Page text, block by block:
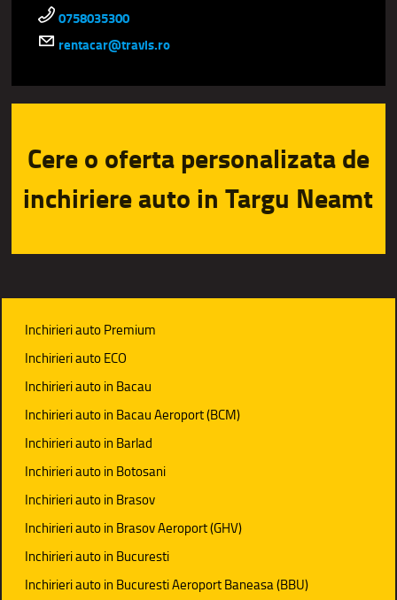
0758035300
rentacar@travis.ro
Cere o oferta personalizata de
inchiriere auto in Targu Neamt
Inchirieri auto Premium
Inchirieri auto ECO
Inchirieri auto in Bacau
Inchirieri auto in Bacau Aeroport (BCM)
Inchirieri auto in Barlad
Inchirieri auto in Botosani
Inchirieri auto in Brasov
Inchirieri auto in Brasov Aeroport (GHV)
Inchirieri auto in Bucuresti
Inchirieri auto in Bucuresti Aeroport Baneasa (BBU)